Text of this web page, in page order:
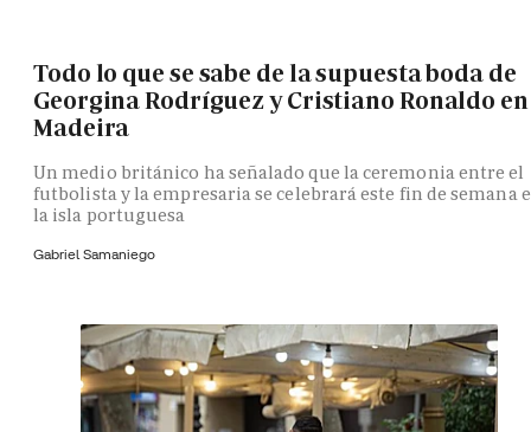
Todo lo que se sabe de la supuesta boda de
Georgina Rodríguez y Cristiano Ronaldo en
Madeira
Un medio británico ha señalado que la ceremonia entre el
futbolista y la empresaria se celebrará este fin de semana
la isla portuguesa
Gabriel Samaniego